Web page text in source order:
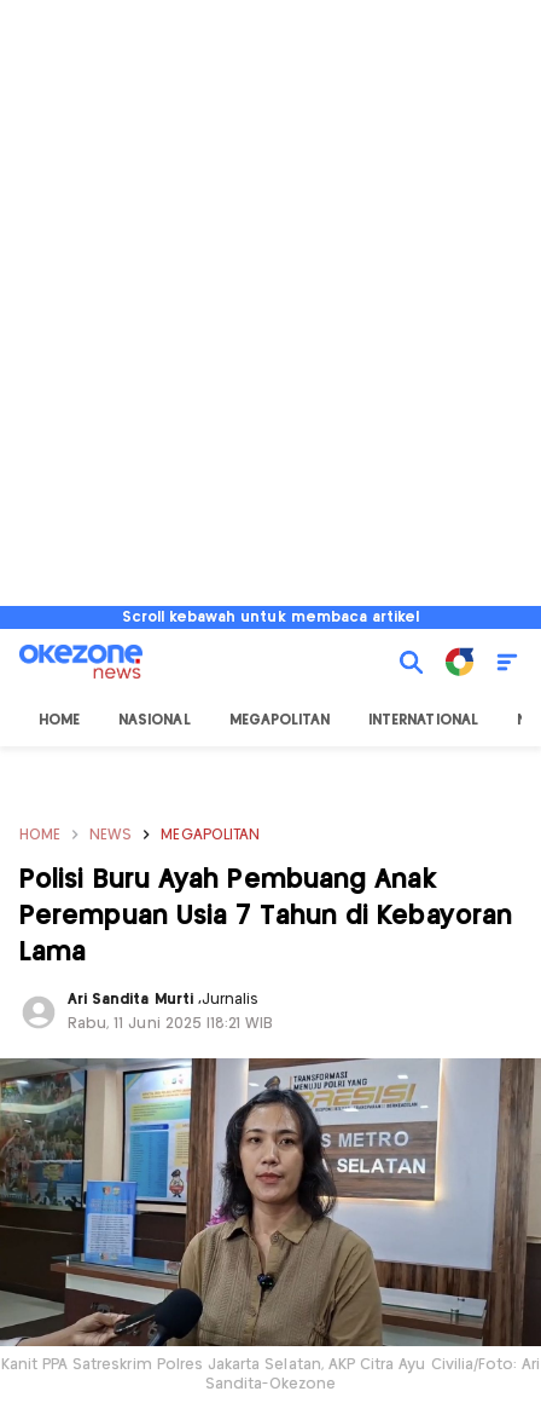
Scroll kebawah untuk membaca artikel
HOME NASIONAL MEGAPOLITAN INTERNATIONAL
HOME NEWS MEGAPOLITAN
Polisi Buru Ayah Pembuang Anak
Perempuan Usia 7 Tahun di Kebayoran
Lama
Ari Sandita Murti ,Jurnalis
Rabu, 11 Juni 2025 |18:21 WIB
Kanit PPA Satreskrim Polres Jakarta Selatan, AKP Citra Ayu Civilia/Foto: Ari
Sandita-Okezone